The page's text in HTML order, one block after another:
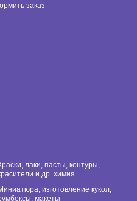
заказ
лаки, пасты, контуры,
и др. химия
изготовление кукол,
макеты